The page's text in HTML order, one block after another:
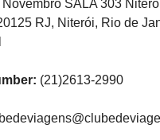
SALA 303
RJ, Niterói, Rio de
(21)2613-2990